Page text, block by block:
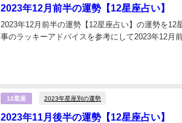
2023年12月前半の運勢【12星座占い】
2023年12月前半の運勢【12星座占い】の運勢を
事のラッキーアドバイスを参考にして2023年12月
12星座 2023年星座別の運勢
2023年11月後半の運勢【12星座占い】